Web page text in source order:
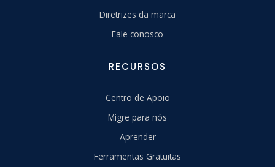
Diretrizes da marca
Fale conosco
RECURSOS
Centro de Apoio
Migre para nós
Aprender
Ferramentas Gratuitas